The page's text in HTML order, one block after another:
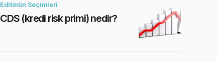
Editörün Seçimleri
CDS (kredi risk primi) nedir?